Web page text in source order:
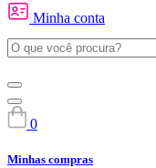
Minha conta
0
Minhas compras